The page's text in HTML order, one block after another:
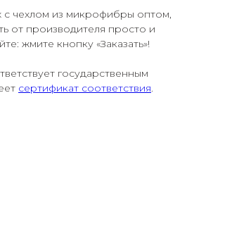
с чехлом из микрофибры оптом,
от производителя просто и
жмите кнопку «Заказать»!
государственным
сертификат соответствия.